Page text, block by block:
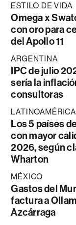
ESTILO DE VIDA
Omega x
con oro para
del Apollo 11
ARGENTINA
IPC de julio
sería la
consultoras
LATINOAMÉRICA
Los 5 países
con mayor
2026, según
Wharton
MÉXICO
Gastos del
factura a
Azcárraga